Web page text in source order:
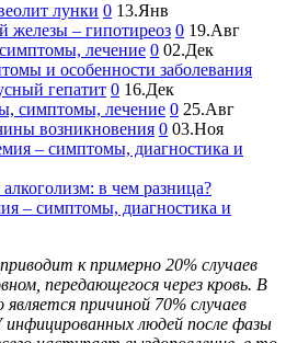
лунки 0 13.Янв
железы – гипотиреоз 0 19.Авг
лечение 0 02.Дек
и особенности заболевания
гепатит 0 16.Дек
симптомы, лечение 0 25.Авг
возникновения 0 03.Ноя
– симптомы, диагностика и
в чем разница?
– симптомы, диагностика и
к примерно 20% случаев
передающегося через кровь. В
причиной 70% случаев
инфицированных людей после фазы